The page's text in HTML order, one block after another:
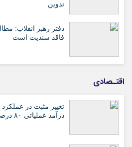
تدوین
دفتر رهبر انقلاب:
فاقد سندیت است
اقتـصادی
تغییر مثبت در
درآمد عملیاتی ۸۰ درصد رشد کرد